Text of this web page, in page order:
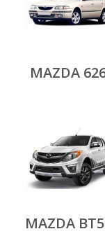
MAZDA
MAZDA